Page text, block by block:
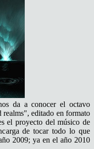
da a conocer el octavo
realms", editado en formato
el proyecto del músico de
de tocar todo lo que
2009; ya en el año 2010